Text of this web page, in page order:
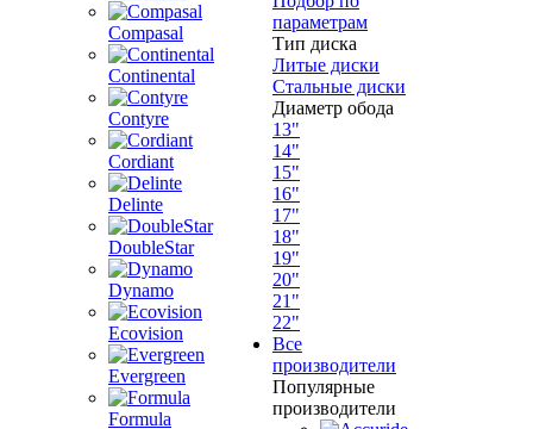
Compasal
Continental
Contyre
Cordiant
Delinte
DoubleStar
Dynamo
Ecovision
Evergreen
Formula
параметрам
Тип диска
Литые диски
Стальные диски
Диаметр обода
13"
14"
15"
16"
17"
18"
19"
20"
21"
22"
Все
производители
Популярные
производители